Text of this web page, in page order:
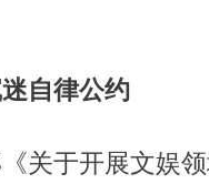
自律公约
于开展文娱领